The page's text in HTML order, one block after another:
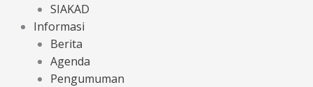
SIAKAD
Informasi
Berita
Agenda
Pengumuman